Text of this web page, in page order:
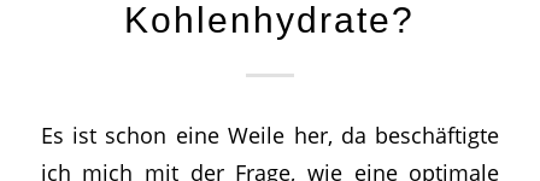
Kohlenhydrate?
Es ist schon eine Weile her, da beschäftigte
ich mich mit der Frage, wie eine optimale